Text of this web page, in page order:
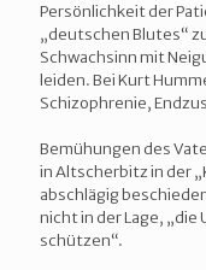
Persönlichkeit der
„deutschen Blutes“
Schwachsinn mit
leiden. Bei Kurt
Schizophrenie,
Bemühungen des
in Altscherbitz in der
abschlägig
nicht in der Lage, „die
schützen“.